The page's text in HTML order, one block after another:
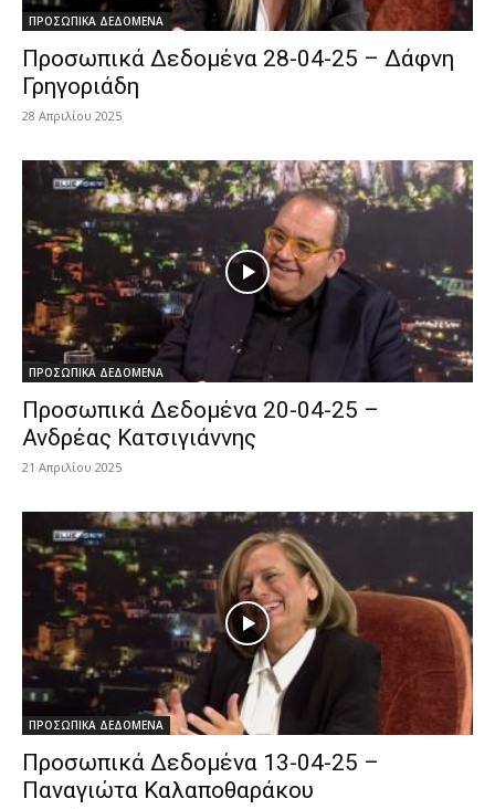
ΠΡΟΣΩΠΙΚΑ ΔΕΔΟΜΕΝΑ
Προσωπικά Δεδομένα 28-04-25 – Δάφνη
Γρηγοριάδη
28 Απριλίου 2025
ΠΡΟΣΩΠΙΚΑ ΔΕΔΟΜΕΝΑ
Προσωπικά Δεδομένα 20-04-25 –
Ανδρέας Κατσιγιάννης
21 Απριλίου 2025
ΠΡΟΣΩΠΙΚΑ ΔΕΔΟΜΕΝΑ
Προσωπικά Δεδομένα 13-04-25 –
Παναγιώτα Καλαποθαράκου